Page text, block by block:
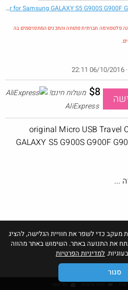
מנת פלאפל
@MeirCohen40
2· 1 · 85
מעקב כדי לשפר את חוויית הגלישה, להציג
את התנועה באתר. השימוש באתר מהווה
למדיניות הפרטיות
סגור
- 100% original Micro USB Travel Charger for Samsung GALAXY
פלטפורמה חברתית פתוחה והתכנים המתפרסמים בה
$8 משלוח חינם!
AliExpress
100% original Micro USB
GALAXY S5 G900S G900F
...